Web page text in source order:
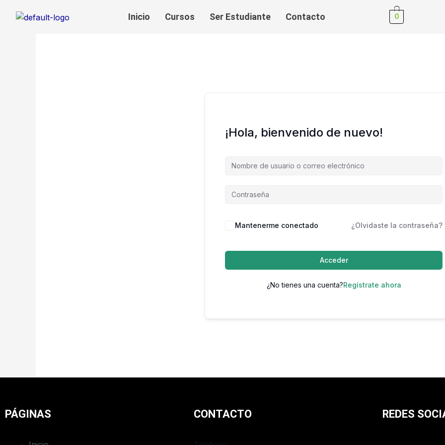
Inicio Cursos Ser Estudiante Contacto 0
¡Hola, bienvenido de nuevo!
Mantenerme conectado ¿Olvidaste la contraseña?
Acceder
¿No tienes una cuenta?Regístrate ahora
PÁGINAS CONTACTO REDES